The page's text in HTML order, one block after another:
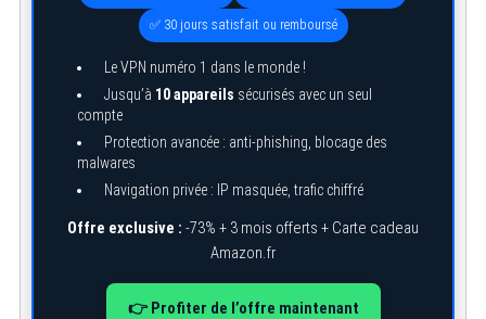
✅ 30 jours satisfait ou remboursé
Le VPN numéro 1 dans le monde !
Jusqu’à 10 appareils sécurisés avec un seul
compte
Protection avancée : anti-phishing, blocage des
malwares
Navigation privée : IP masquée, trafic chiffré
Offre exclusive : -73% + 3 mois offerts + Carte cadeau
Amazon.fr
👉 Profiter de l’offre maintenant